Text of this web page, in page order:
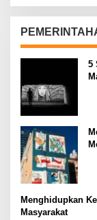
5
Menghidupkan
Masyarakat